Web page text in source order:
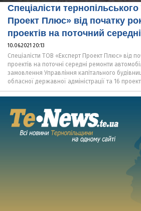
Спеціалісти
Проект Плюс» від початку
проектів на поточний
10.06.2021 20:13
Спеціалісти ТОВ «Експерт Проект Плюс» від
проектів на поточні середні ремонти
замовлення Управління капітального
обласної державної адміністрації та 16